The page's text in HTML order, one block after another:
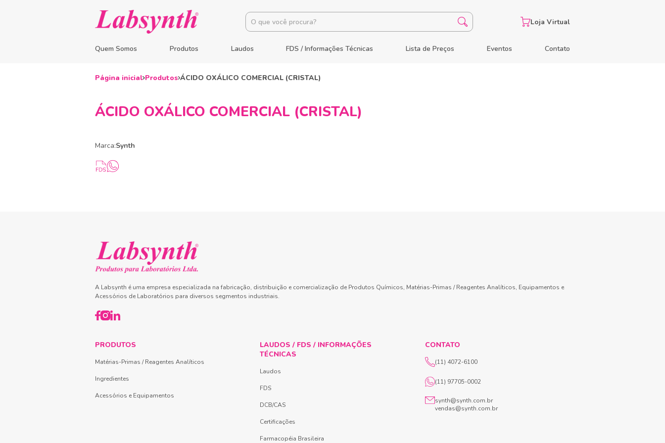
Quem Somos Produtos Laudos FDS / Informações Técnicas Lista de Preços Eventos Contato
Loja Virtual
Página inicial Produtos ÁCIDO OXÁLICO COMERCIAL (CRISTAL)
ÁCIDO OXÁLICO COMERCIAL (CRISTAL)
Marca:Synth
A Labsynth é uma empresa especializada na fabricação, distribuição e comercialização de Produtos Químicos, Matérias-Primas / Reagentes Analíticos, Equipamentos e
Acessórios de Laboratórios para diversos segmentos industriais.
PRODUTOS
Matérias-Primas / Reagentes Analíticos
Ingredientes
Acessórios e Equipamentos
LAUDOS / FDS / INFORMAÇÕES
TÉCNICAS
Laudos
FDS
DCB/CAS
Certificações
Farmacopéia Brasileira
CONTATO
(11) 4072-6100
(11) 97705-0002
synth@synth.com.br
vendas@synth.com.br